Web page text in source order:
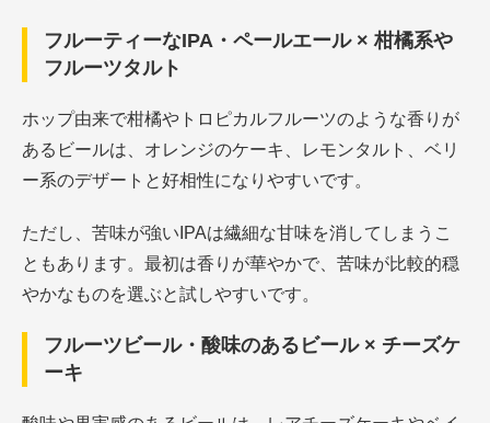
フルーティーなIPA・ペールエール × 柑橘系や
フルーツタルト
ホップ由来で柑橘やトロピカルフルーツのような香りが
あるビールは、オレンジのケーキ、レモンタルト、ベリ
ー系のデザートと好相性になりやすいです。
ただし、苦味が強いIPAは繊細な甘味を消してしまうこ
ともあります。最初は香りが華やかで、苦味が比較的穏
やかなものを選ぶと試しやすいです。
フルーツビール・酸味のあるビール × チーズケ
ーキ